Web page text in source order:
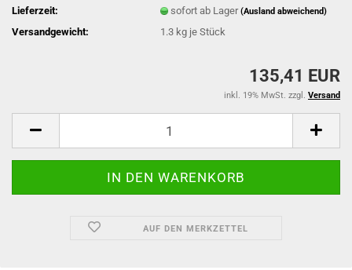
Lieferzeit:
sofort ab Lager(Ausland abweichend)
Versandgewicht: 1.3 kg je Stück
135,41 EUR
inkl. 19% MwSt. zzgl. Versand
AUF DEN MERKZETTEL